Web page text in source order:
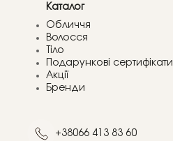
Каталог
Обличчя
Волосся
Тіло
Подарункові сертифікати
Акції
Бренди
+38066 413 83 60